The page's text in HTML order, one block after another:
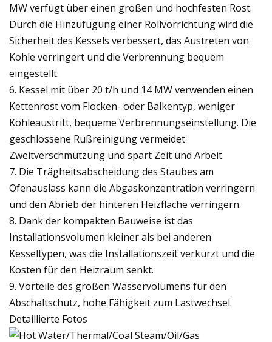
MW verfügt über einen großen und hochfesten Rost.
Durch die Hinzufügung einer Rollvorrichtung wird die
Sicherheit des Kessels verbessert, das Austreten von
Kohle verringert und die Verbrennung bequem
eingestellt.
6. Kessel mit über 20 t/h und 14 MW verwenden einen
Kettenrost vom Flocken- oder Balkentyp, weniger
Kohleaustritt, bequeme Verbrennungseinstellung. Die
geschlossene Rußreinigung vermeidet
Zweitverschmutzung und spart Zeit und Arbeit.
7. Die Trägheitsabscheidung des Staubes am
Ofenauslass kann die Abgaskonzentration verringern
und den Abrieb der hinteren Heizfläche verringern.
8. Dank der kompakten Bauweise ist das
Installationsvolumen kleiner als bei anderen
Kesseltypen, was die Installationszeit verkürzt und die
Kosten für den Heizraum senkt.
9. Vorteile des großen Wasservolumens für den
Abschaltschutz, hohe Fähigkeit zum Lastwechsel.
Detaillierte Fotos